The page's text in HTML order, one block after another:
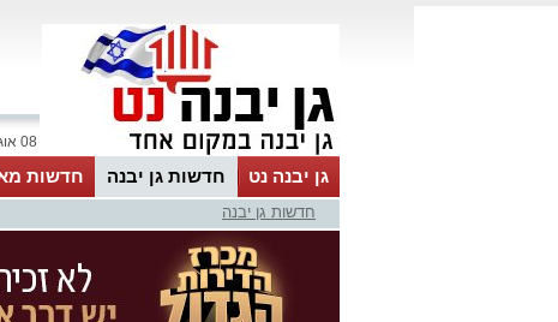
08 אוגוסט 2026 / 22:06
גן יבנה נט חדשות גן יבנה חדשות
MyKehila
חדשות גן יבנה